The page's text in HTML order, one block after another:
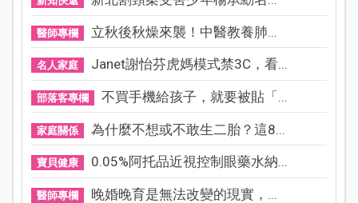
醫師專欄 立秋後秋燥來襲！中醫教養肺...
名人家庭 Janet謝怡芬虎媽模式禁3C，看...
部落客專欄 不買手機給孩子，就要被貼「...
家庭關係 為什麼不想或不敢生二胎？這8...
寶貝健康 0.05%阿托品近視控制眼藥水納...
醫師專欄 晚婚晚育是無法改變的現實，...